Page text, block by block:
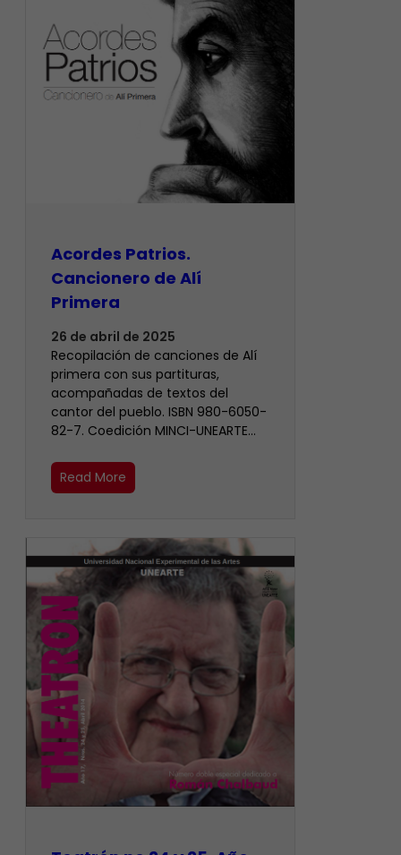
Acordes Patrios.
Cancionero de Alí
Primera
26 de abril de 2025
Recopilación de canciones de Alí
primera con sus partituras,
acompañadas de textos del
cantor del pueblo. ISBN 980-6050-
82-7. Coedición MINCI-UNEARTE…
Read More